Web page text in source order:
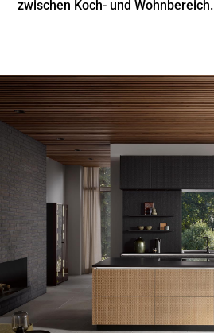
zwischen Koch- und Wohnbereich.